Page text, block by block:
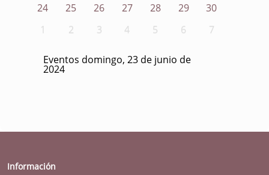
24
25 26 27 28 29
30
1
2 3 4 5 6 7
Eventos domingo, 23 de junio de
2024
Información